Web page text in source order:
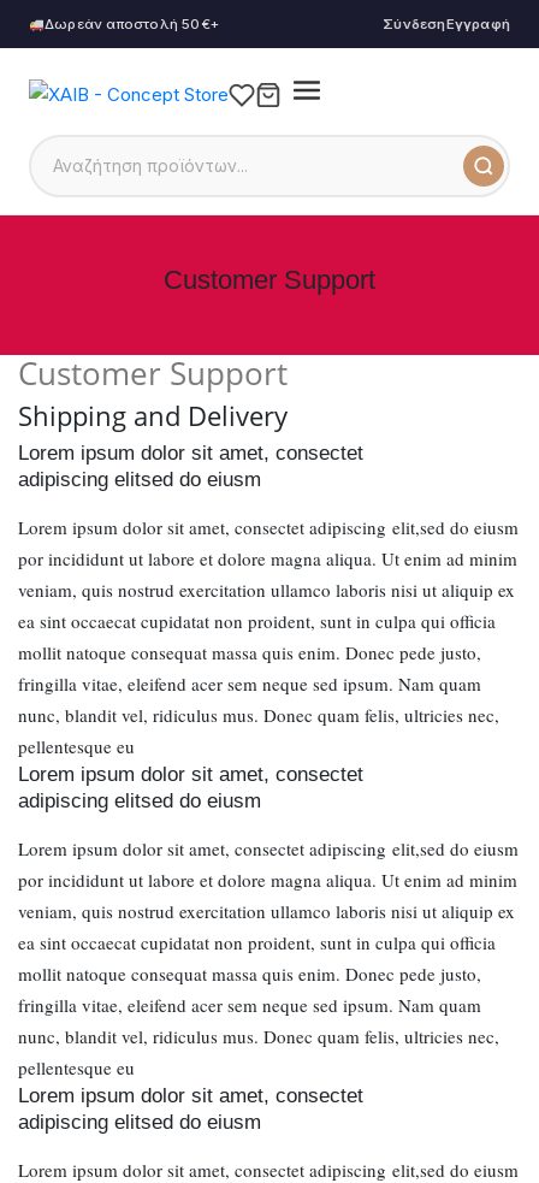
Δωρεάν αποστολή 50€+ ΣύνδεσηΕγγραφή
Customer Support
Customer Support
Shipping and Delivery
Lorem ipsum dolor sit amet, consectet
adipiscing elitsed do eiusm
Lorem ipsum dolor sit amet, consectet adipiscing elit,sed do eiusm
por incididunt ut labore et dolore magna aliqua. Ut enim ad minim
veniam, quis nostrud exercitation ullamco laboris nisi ut aliquip ex
ea sint occaecat cupidatat non proident, sunt in culpa qui officia
mollit natoque consequat massa quis enim. Donec pede justo,
fringilla vitae, eleifend acer sem neque sed ipsum. Nam quam
nunc, blandit vel, ridiculus mus. Donec quam felis, ultricies nec,
pellentesque eu
Lorem ipsum dolor sit amet, consectet
adipiscing elitsed do eiusm
Lorem ipsum dolor sit amet, consectet adipiscing elit,sed do eiusm
por incididunt ut labore et dolore magna aliqua. Ut enim ad minim
veniam, quis nostrud exercitation ullamco laboris nisi ut aliquip ex
ea sint occaecat cupidatat non proident, sunt in culpa qui officia
mollit natoque consequat massa quis enim. Donec pede justo,
fringilla vitae, eleifend acer sem neque sed ipsum. Nam quam
nunc, blandit vel, ridiculus mus. Donec quam felis, ultricies nec,
pellentesque eu
Lorem ipsum dolor sit amet, consectet
adipiscing elitsed do eiusm
Lorem ipsum dolor sit amet, consectet adipiscing elit,sed do eiusm